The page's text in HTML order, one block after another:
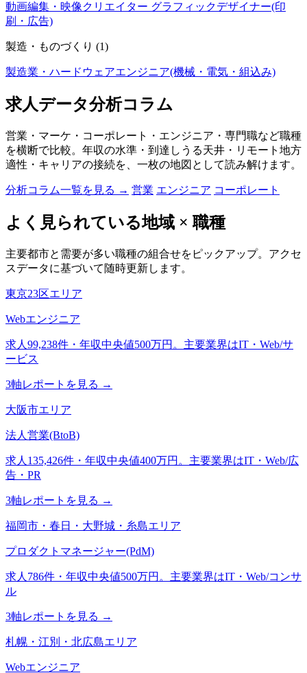
動画編集・映像クリエイター グラフィックデザイナー(印
刷・広告)
製造・ものづくり (1)
製造業・ハードウェアエンジニア(機械・電気・組込み)
求人データ分析コラム
営業・マーケ・コーポレート・エンジニア・専門職など職種
を横断で比較。年収の水準・到達しうる天井・リモート地方
適性・キャリアの接続を、一枚の地図として読み解けます。
分析コラム一覧を見る → 営業 エンジニア コーポレート
よく見られている地域 × 職種
主要都市と需要が多い職種の組合せをピックアップ。アクセ
スデータに基づいて随時更新します。
東京23区エリア
Webエンジニア
求人99,238件・年収中央値500万円。主要業界はIT・Web/サ
ービス
3軸レポートを見る →
大阪市エリア
法人営業(BtoB)
求人135,426件・年収中央値400万円。主要業界はIT・Web/広
告・PR
3軸レポートを見る →
福岡市・春日・大野城・糸島エリア
プロダクトマネージャー(PdM)
求人786件・年収中央値500万円。主要業界はIT・Web/コンサ
ル
3軸レポートを見る →
札幌・江別・北広島エリア
Webエンジニア